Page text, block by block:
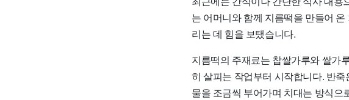
는 어머니와 함께 지름떡을 만들어
리는 데 힘을 보탰습니다.
지름떡의 주재료는 찹쌀가루와 쌀가
히 살피는 작업부터 시작합니다. 반
물을 조금씩 부어가며 치대는 방식으